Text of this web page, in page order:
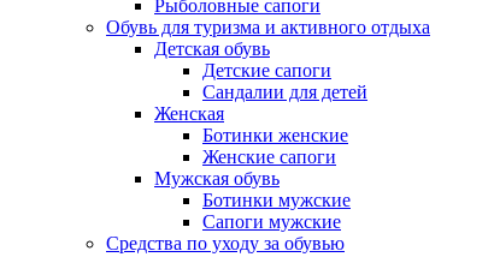
Рыболовные сапоги
Обувь для туризма и активного отдыха
Детская обувь
Детские сапоги
Сандалии для детей
Женская
Ботинки женские
Женские сапоги
Мужская обувь
Ботинки мужские
Сапоги мужские
Средства по уходу за обувью